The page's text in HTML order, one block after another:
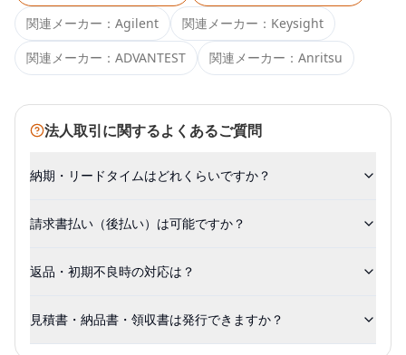
関連メーカー： Agilent 関連メーカー： Keysight
関連メーカー： ADVANTEST 関連メーカー： Anritsu
法人取引に関するよくあるご質問
納期・リードタイムはどれくらいですか？
請求書払い（後払い）は可能ですか？
返品・初期不良時の対応は？
見積書・納品書・領収書は発行できますか？